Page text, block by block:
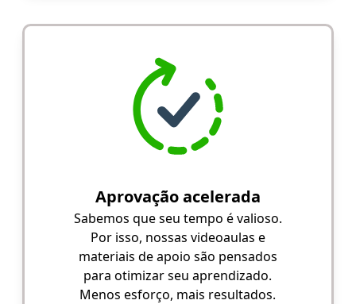
Aprovação acelerada
Sabemos que seu tempo é valioso.
Por isso, nossas videoaulas e
materiais de apoio são pensados
para otimizar seu aprendizado.
Menos esforço, mais resultados.